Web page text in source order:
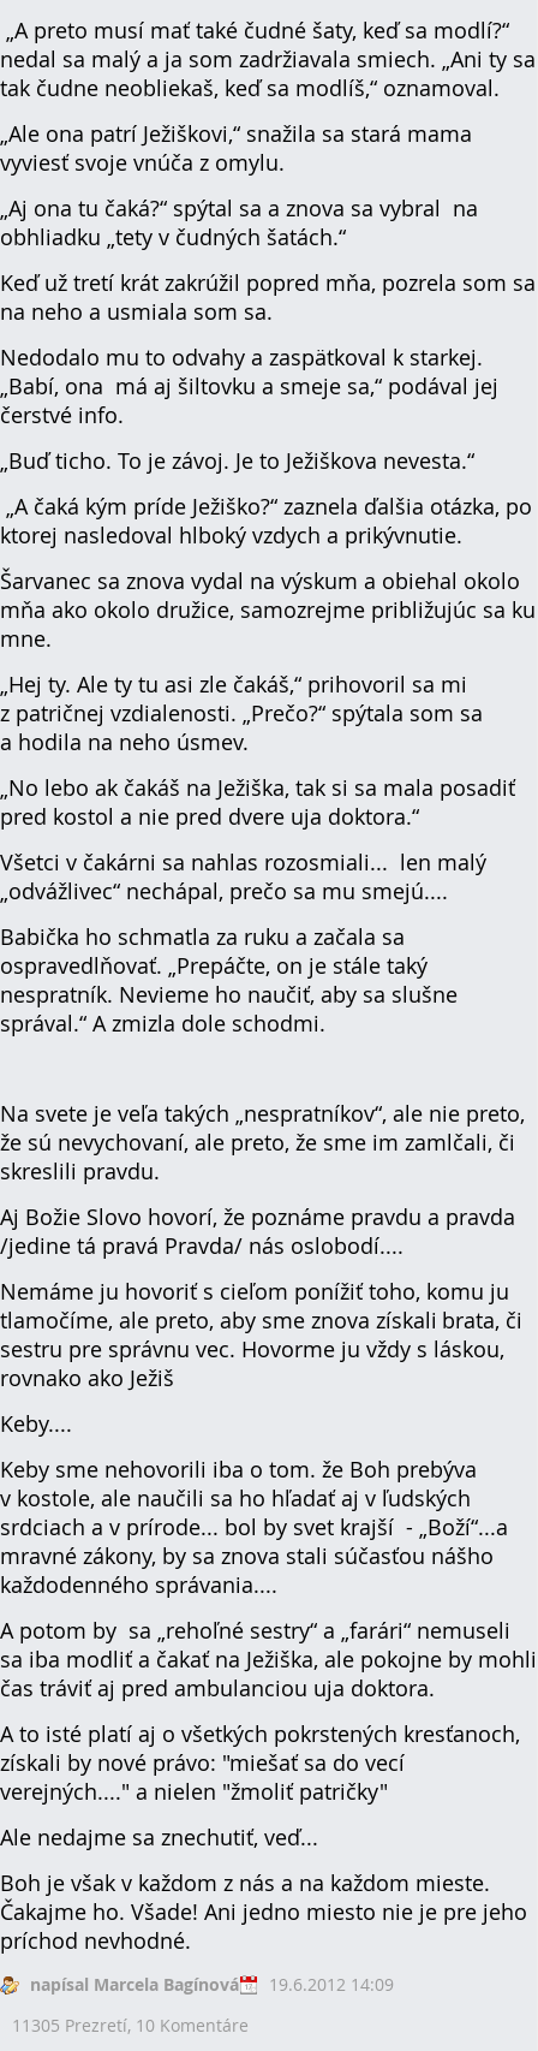
„A preto musí mať také čudné šaty, keď sa modlí?“
nedal sa malý a ja som zadržiavala smiech. „Ani ty sa
tak čudne neobliekaš, keď sa modlíš,“ oznamoval.
„Ale ona patrí Ježiškovi,“ snažila sa stará mama
vyviesť svoje vnúča z omylu.
„Aj ona tu čaká?“ spýtal sa a znova sa vybral na
obhliadku „tety v čudných šatách.“
Keď už tretí krát zakrúžil popred mňa, pozrela som sa
na neho a usmiala som sa.
Nedodalo mu to odvahy a zaspätkoval k starkej.
„Babí, ona má aj šiltovku a smeje sa,“ podával jej
čerstvé info.
„Buď ticho. To je závoj. Je to Ježiškova nevesta.“
„A čaká kým príde Ježiško?“ zaznela ďalšia otázka, po
ktorej nasledoval hlboký vzdych a prikývnutie.
Šarvanec sa znova vydal na výskum a obiehal okolo
mňa ako okolo družice, samozrejme približujúc sa ku
mne.
„Hej ty. Ale ty tu asi zle čakáš,“ prihovoril sa mi
z patričnej vzdialenosti. „Prečo?“ spýtala som sa
a hodila na neho úsmev.
„No lebo ak čakáš na Ježiška, tak si sa mala posadiť
pred kostol a nie pred dvere uja doktora.“
Všetci v čakárni sa nahlas rozosmiali... len malý
„odvážlivec“ nechápal, prečo sa mu smejú....
Babička ho schmatla za ruku a začala sa
ospravedlňovať. „Prepáčte, on je stále taký
nespratník. Nevieme ho naučiť, aby sa slušne
správal.“ A zmizla dole schodmi.
Na svete je veľa takých „nespratníkov“, ale nie preto,
že sú nevychovaní, ale preto, že sme im zamlčali, či
skreslili pravdu.
Aj Božie Slovo hovorí, že poznáme pravdu a pravda
/jedine tá pravá Pravda/ nás oslobodí....
Nemáme ju hovoriť s cieľom ponížiť toho, komu ju
tlamočíme, ale preto, aby sme znova získali brata, či
sestru pre správnu vec. Hovorme ju vždy s láskou,
rovnako ako Ježiš
Keby....
Keby sme nehovorili iba o tom. že Boh prebýva
v kostole, ale naučili sa ho hľadať aj v ľudských
srdciach a v prírode... bol by svet krajší - „Boží“...a
mravné zákony, by sa znova stali súčasťou nášho
každodenného správania....
A potom by sa „rehoľné sestry“ a „farári“ nemuseli
sa iba modliť a čakať na Ježiška, ale pokojne by mohli
čas tráviť aj pred ambulanciou uja doktora.
A to isté platí aj o všetkých pokrstených kresťanoch,
získali by nové právo: "miešať sa do vecí
verejných...." a nielen "žmoliť patričky"
Ale nedajme sa znechutiť, veď...
Boh je však v každom z nás a na každom mieste.
Čakajme ho. Všade! Ani jedno miesto nie je pre jeho
príchod nevhodné.
napísal Marcela Bagínová
19.6.2012 14:09
11305 Prezretí, 10 Komentáre